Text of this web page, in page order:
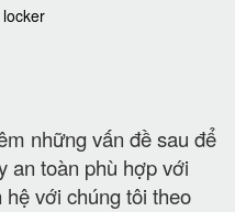
những vấn đề sau để
an toàn phù hợp với
với chúng tôi theo